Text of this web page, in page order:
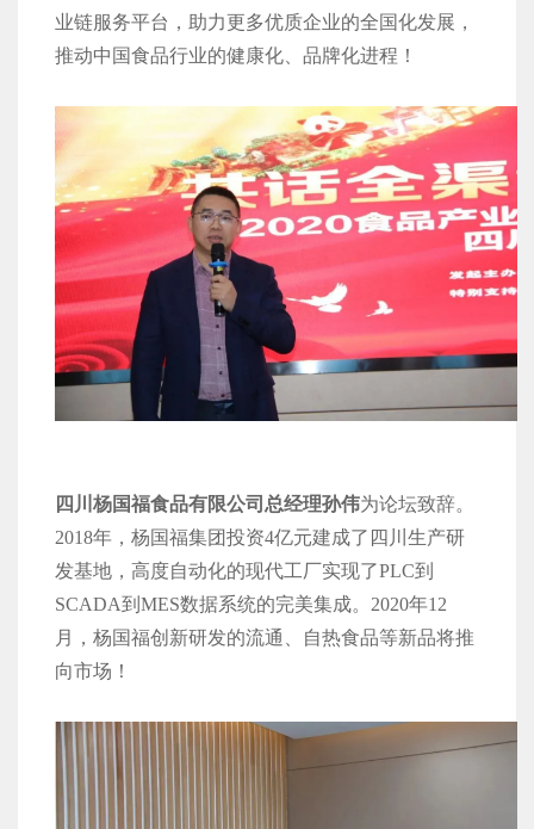
业链服务平台，助力更多优质企业的全国化发展，
推动中国食品行业的健康化、品牌化进程！
四川杨国福食品有限公司总经理孙伟为论坛致辞。
2018年，杨国福集团投资4亿元建成了四川生产研
发基地，高度自动化的现代工厂实现了PLC到
SCADA到MES数据系统的完美集成。2020年12
月，杨国福创新研发的流通、自热食品等新品将推
向市场！